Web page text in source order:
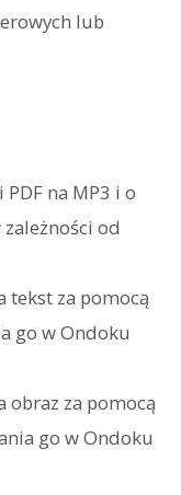
lub
na MP3 i o
od
tekst za pomocą
go w Ondoku
obraz za pomocą
go w Ondoku